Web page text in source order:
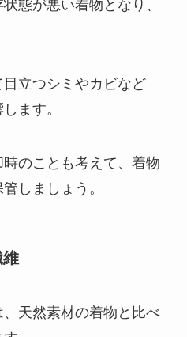
態が悪い着物となり、
立つシミやカビなど
ます。
のことも考えて、着物
しましょう。
天然素材の着物と比べ